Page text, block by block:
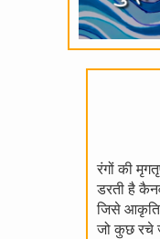
रंगों की
डरती है
जिसे आकृति
जो कुछ रचे